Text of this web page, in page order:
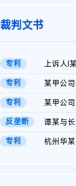
裁判文书
专利
专利
专利
反垄断
专利